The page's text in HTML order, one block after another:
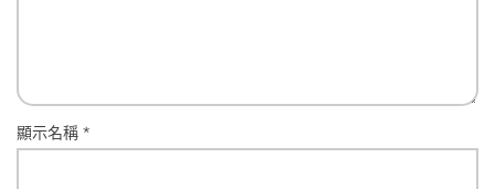
顯示名稱*